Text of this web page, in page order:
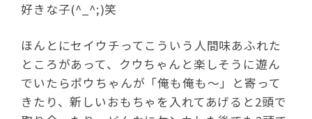
好きな子(^_^;)笑
ほんとにセイウチってこういう人間味あふれた
ところがあって、クウちゃんと楽しそうに遊ん
でいたらポウちゃんが「俺も俺も～」と寄って
きたり、新しいおもちゃを入れてあげると2頭で